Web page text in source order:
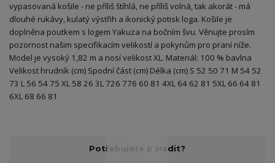
vypasovaná košile - ne příliš štíhlá, ne příliš volná, tak akorát - má
dlouhé rukávy, kulatý výstřih a ikonický potisk loga. Košile je
doplněna poutkem s logem Yakuza na bočním švu. Věnujte prosím
pozornost našim specifikacím velikostí a pokynům pro praní níže.
Model je vysoký 1,82 m a nosí velikost XL. Materiál: 100 % bavlna
Velikost hrudník (cm) Spodní část (cm) Délka (cm) S 52 50 71 M 54 52
73 L 56 54 75 XL 58 26 3L 726 776 60 81 4XL 64 62 81 5XL 66 64 81
6XL 68 66 81
Potřebujete poradit?